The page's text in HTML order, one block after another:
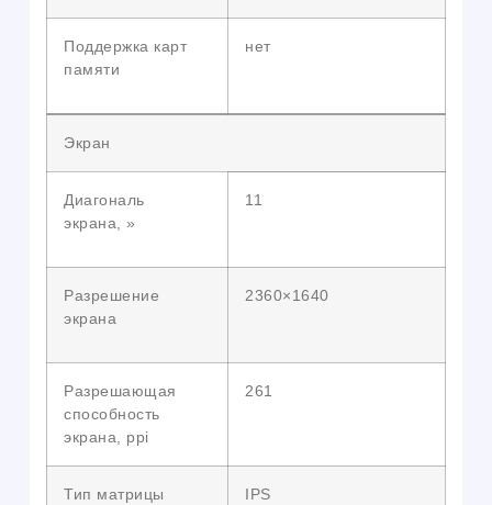
Поддержка карт
памяти
нет
Экран
Диагональ
экрана, »
11
Разрешение
экрана
2360×1640
Разрешающая
способность
экрана, ppi
261
Тип матрицы
IPS